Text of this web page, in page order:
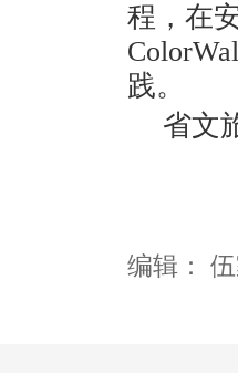
程，在
践。
省文
编辑：